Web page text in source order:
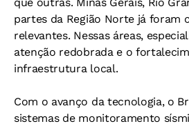
partes da Região Norte já foram
relevantes. Nessas áreas,
atenção redobrada e o
infraestrutura local.
Com o avanço da tecnologia, o
sistemas de monitoramento